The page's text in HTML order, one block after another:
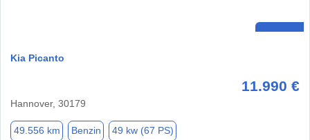
Kia Picanto
11.990 €
Hannover, 30179
49.556 km Benzin 49 kw (67 PS)